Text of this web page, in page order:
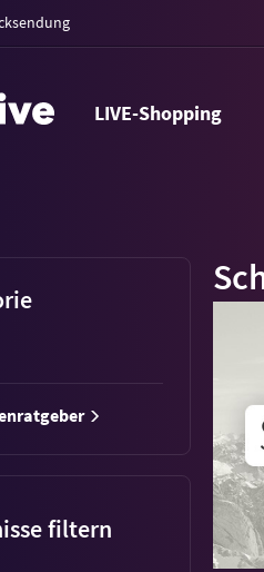
LIVE-Shopping
filtern